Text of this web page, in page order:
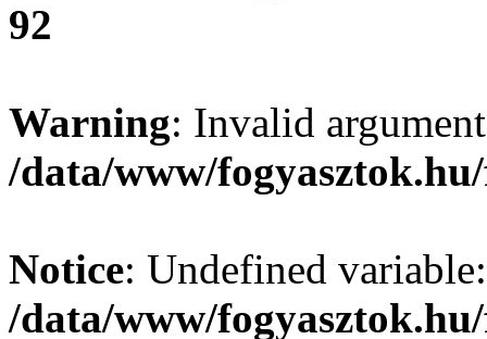
92
Warning: Invalid
/data/www/
Notice: Undefined
/data/www/